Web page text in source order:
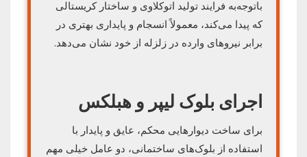
باتوجه‌به فرایند تولید اتوکلاوی و ساختار کریستالی
که پیدا می‌کند، معمولاً انسجام و پایداری بهتری در
برابر نیروهای وارده در زلزله از خود نشان می‌دهد.
اجرای بلوک لیپر و هبلکس
برای ساخت دیوارهایی محکم، عایق و پایدار با
استفاده از بلوک‌های ساختمانی، دو عامل خیلی مهم